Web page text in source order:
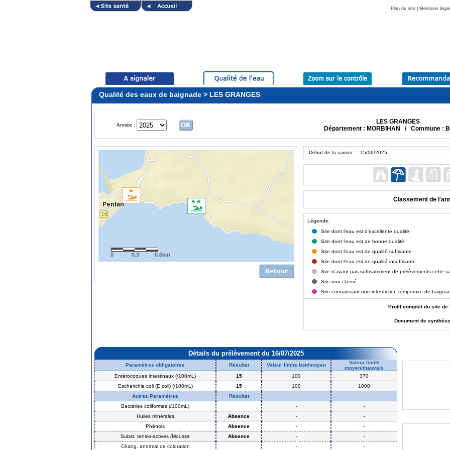
Plan du site| Mentions
Qualité des eaux de baignade > LES GRANGES
Année :
LES GRANGES
Département : MORBIHAN / Commune :
0 0.3 0.6km
Début de la saison : 15/06/2025
Classement de
Légende:
Site dont l'eau est d'excellente qualité
Site dont l'eau est de bonne qualité
Site dont l'eau est de qualité suffisante
Site dont l'eau est de qualité insuffisante
Site n'ayant pas suffisamment de prélèvements cette
Site non classé
Site connaissant une interdiction temporaire de
Profil complet du site
Document de
Détails du prélèvement du 16/07/2025
Paramètres obligatoires Résultat Valeur limite bon/moyen
Valeur limite
moyen/mauvais
Entérocoques intestinaux (/100mL)
15 100
370
Escherichia coli (E.coli) (/100mL)
15 100
1000
Autres Paramètres
Résultat
Bactéries coliformes (/100mL)
-
-
Huiles minérales
Absence -
-
Phénols
Absence -
-
Subst. tensio-actives /Mousse
Absence -
-
Chang. anormal de coloration
- -